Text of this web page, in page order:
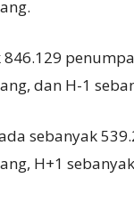
dan H-1
sebanyak
H+1